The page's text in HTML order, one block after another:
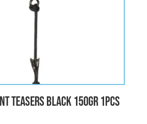
TEASERS BLACK 150gr 1pcs